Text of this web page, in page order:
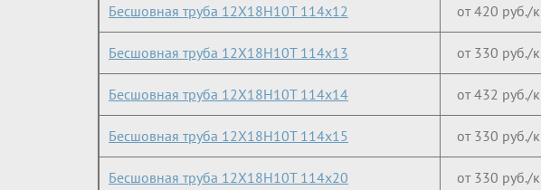
Бесшовная труба 12Х18Н10Т 114х12 от 420 руб./
Бесшовная труба 12Х18Н10Т 114х13 от 330 руб./
Бесшовная труба 12Х18Н10Т 114х14 от 432 руб./
Бесшовная труба 12Х18Н10Т 114х15 от 330 руб./
Бесшовная труба 12Х18Н10Т 114х20 от 330 руб./